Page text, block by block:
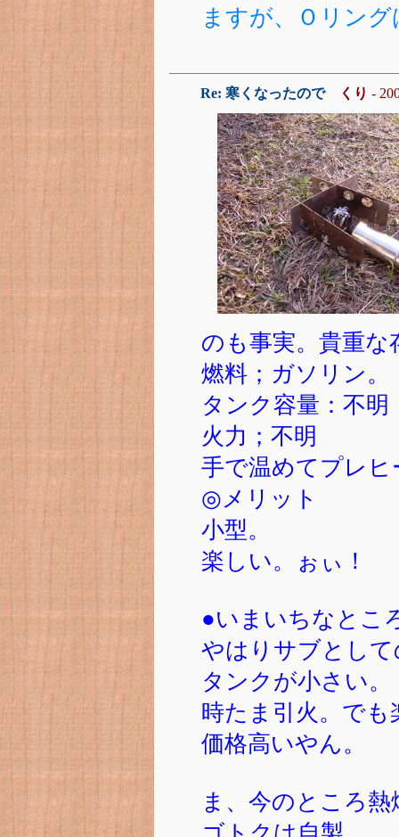
ますが、Ｏリン
Re: 寒くなったので くり -
のも事実。貴重な
燃料；ガソリン。
タンク容量：不明
火力；不明
手で温めてプレ
◎メリット
小型。
楽しい。ぉぃ！
●いまいちなとこ
やはりサブとして
タンクが小さい。
時たま引火。で
価格高いやん。
ま、今のところ